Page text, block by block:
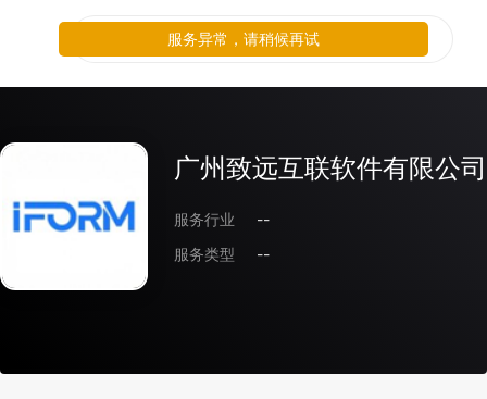
广州致远互联软件有限公司
服务行业
--
服务类型
--
服务异常，请稍候再试